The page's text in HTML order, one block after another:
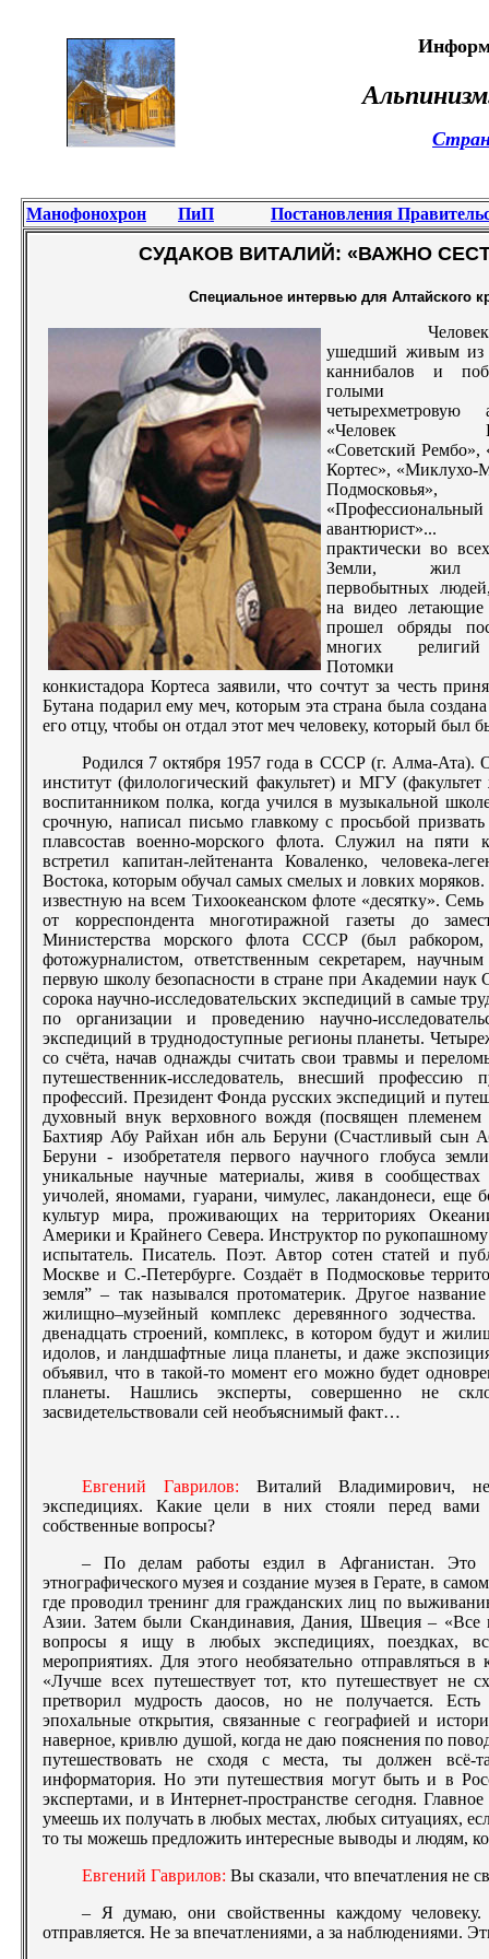
Альпинизм
Манофонохрон ПиП Постановления
СУДАКОВ ВИТАЛИЙ: «ВАЖНО
Специальное интервью для Алтайского
Человек-
ушедший живым из
каннибалов и
голыми
четырехметровую
«Человек
«Советский Рембо»,
Кортес», «Миклухо-
Подмосковья»,
«Профессиональный
авантюрист»...
практически во
Земли, жил
первобытных
на видео летающие
прошел обряды
многих
Потомки
конкистадора Кортеса заявили, что сочтут за честь
Бутана подарил ему меч, которым эта страна была
его отцу, чтобы он отдал этот меч человеку, который был
Родился 7 октября 1957 года в СССР (г. Алма-Ата).
институт (филологический факультет) и МГУ
воспитанником полка, когда учился в музыкальной
срочную, написал письмо главкому с просьбой
плавсостав военно-морского флота. Служил на пяти
встретил капитан-лейтенанта Коваленко, человека-
Востока, которым обучал самых смелых и ловких
известную на всем Тихоокеанском флоте «десятку».
от корреспондента многотиражной газеты до
Министерства морского флота СССР (был рабкором,
фотожурналистом, ответственным секретарем,
первую школу безопасности в стране при Академии
сорока научно-исследовательских экспедиций в самые
по организации и проведению научно-
экспедиций в труднодоступные регионы планеты.
со счёта, начав однажды считать свои травмы и
путешественник-исследователь, внесший профессию
профессий. Президент Фонда русских экспедиций и
духовный внук верховного вождя (посвящен
Бахтияр Абу Райхан ибн аль Беруни (Счастливый сын
Беруни - изобретателя первого научного глобуса
уникальные научные материалы, живя в
уичолей, яномами, гуарани, чимулес, лакандонеси, еще
культур мира, проживающих на территориях
Америки и Крайнего Севера. Инструктор по
испытатель. Писатель. Поэт. Автор сотен статей и
Москве и С.-Петербурге. Создаёт в Подмосковье
земля” – так назывался протоматерик. Другое
жилищно–музейный комплекс деревянного
двенадцать строений, комплекс, в котором будут и
идолов, и ландшафтные лица планеты, и даже
объявил, что в такой-то момент его можно будет
планеты. Нашлись эксперты, совершенно не
засвидетельствовали сей необъяснимый факт…
Евгений Гаврилов: Виталий Владимирович,
экспедициях. Какие цели в них стояли перед
собственные вопросы?
– По делам работы ездил в Афганистан. Это
этнографического музея и создание музея в Герате, в
где проводил тренинг для гражданских лиц по
Азии. Затем были Скандинавия, Дания, Швеция – «Все
вопросы я ищу в любых экспедициях, поездках,
мероприятиях. Для этого необязательно отправляться
«Лучше всех путешествует тот, кто путешествует не
претворил мудрость даосов, но не получается.
эпохальные открытия, связанные с географией и
наверное, кривлю душой, когда не даю пояснения по
путешествовать не сходя с места, ты должен всё-
информатория. Но эти путешествия могут быть и в
экспертами, и в Интернет-пространстве сегодня.
умеешь их получать в любых местах, любых ситуациях,
то ты можешь предложить интересные выводы и людям,
Евгений Гаврилов: Вы сказали, что впечатления не
– Я думаю, они свойственны каждому
отправляется. Не за впечатлениями, а за наблюдениями.